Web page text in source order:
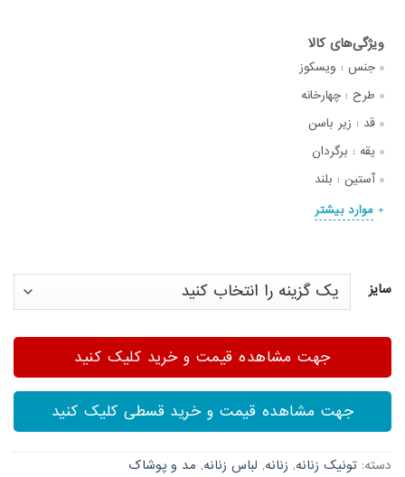
جنس : ویسکوز
طرح : چهارخانه
قد : زیر باسن
یقه : برگردان
آستین : بلند
موارد بیشتر
سایز
جهت مشاهده قیمت و خرید کلیک کنید
جهت مشاهده قیمت و خرید قسطی کلیک کنید
دسته: تونیک زنانه, زنانه, لباس زنانه, مد و پوشاک